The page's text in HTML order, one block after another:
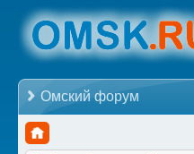
Омский форум